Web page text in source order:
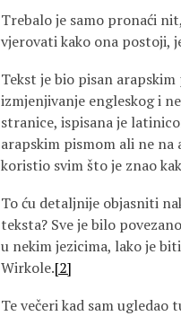
Trebalo je samo pronaći
vjerovati kako ona postoji,
Tekst je bio pisan
izmjenjivanje engleskog i
stranice, ispisana je
arapskim pismom ali ne na
koristio svim što je znao
To ću detaljnije objasniti
teksta? Sve je bilo
u nekim jezicima, lako je
Wirkole.[2]
Te večeri kad sam